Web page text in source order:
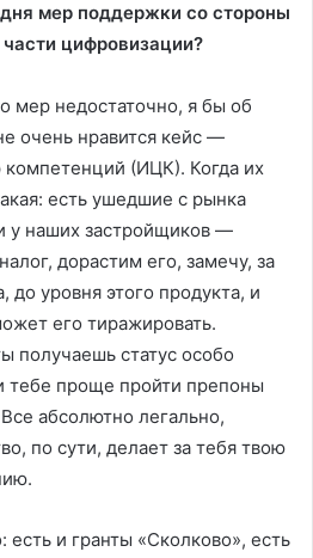
мер поддержки со стороны
цифровизации?
мер недостаточно, я бы об
очень нравится кейс —
компетенций (ИЦК). Когда их
есть ушедшие с рынка
у наших застройщиков —
дорастим его, замечу, за
до уровня этого продукта, и
его тиражировать.
получаешь статус особо
тебе проще пройти препоны
абсолютно легально,
по сути, делает за тебя твою
и гранты «Сколково», есть